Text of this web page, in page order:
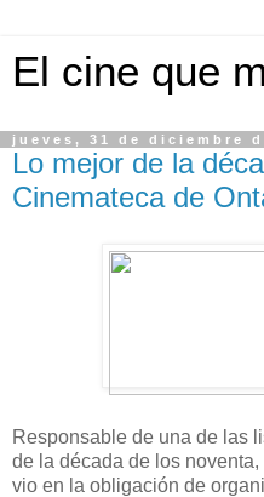
El cine que
jueves, 31 de diciembre
Lo mejor de la
Cinemateca de
Responsable de una de las
de la década de los
vio en la obligación de